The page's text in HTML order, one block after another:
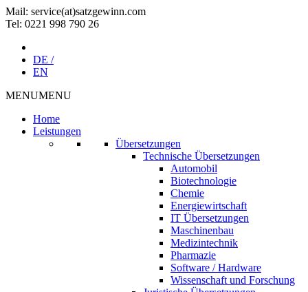
Mail: service(at)satz­gewinn.com
Tel: 0221 998 790 26
DE /
EN
MENUMENU
Home
Leistungen
Übersetzungen
Technische Übersetzungen
Automobil
Biotechnologie
Chemie
Energiewirtschaft
IT Übersetzungen
Maschinenbau
Medizintechnik
Pharmazie
Software / Hardware
Wissenschaft und Forschung